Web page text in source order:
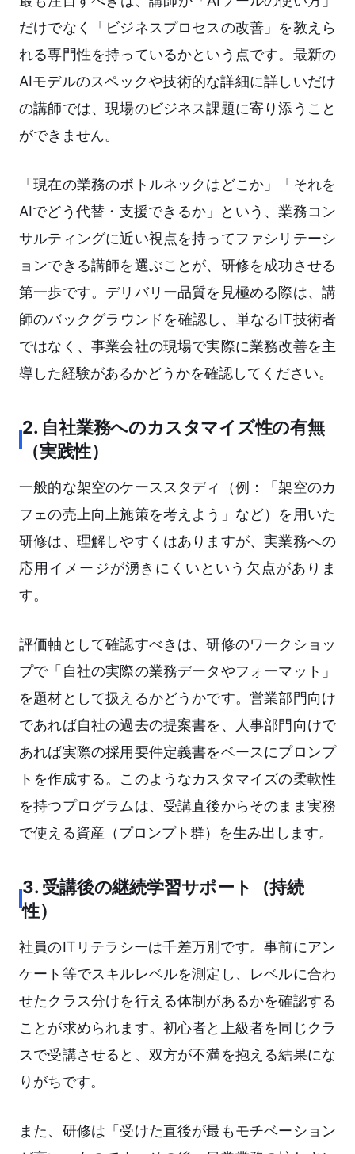
だけでなく「ビジネスプロセスの改善」を教えら
れる専門性を持っているかという点です。最新の
AIモデルのスペックや技術的な詳細に詳しいだけ
の講師では、現場のビジネス課題に寄り添うこと
ができません。
「現在の業務のボトルネックはどこか」「それを
AIでどう代替・支援できるか」という、業務コン
サルティングに近い視点を持ってファシリテーシ
ョンできる講師を選ぶことが、研修を成功させる
第一歩です。デリバリー品質を見極める際は、講
師のバックグラウンドを確認し、単なるIT技術者
ではなく、事業会社の現場で実際に業務改善を主
導した経験があるかどうかを確認してください。
2. 自社業務へのカスタマイズ性の有無
（実践性）
一般的な架空のケーススタディ（例：「架空のカ
フェの売上向上施策を考えよう」など）を用いた
研修は、理解しやすくはありますが、実業務への
応用イメージが湧きにくいという欠点がありま
す。
評価軸として確認すべきは、研修のワークショッ
プで「自社の実際の業務データやフォーマット」
を題材として扱えるかどうかです。営業部門向け
であれば自社の過去の提案書を、人事部門向けで
あれば実際の採用要件定義書をベースにプロンプ
トを作成する。このようなカスタマイズの柔軟性
を持つプログラムは、受講直後からそのまま実務
で使える資産（プロンプト群）を生み出します。
3. 受講後の継続学習サポート（持続
性）
社員のITリテラシーは千差万別です。事前にアン
ケート等でスキルレベルを測定し、レベルに合わ
せたクラス分けを行える体制があるかを確認する
ことが求められます。初心者と上級者を同じクラ
スで受講させると、双方が不満を抱える結果にな
りがちです。
また、研修は「受けた直後が最もモチベーション